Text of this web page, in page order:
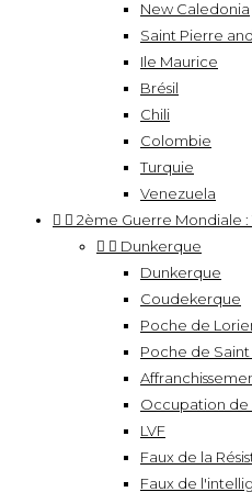
New Caledonia
Saint Pierre
Ile Maurice
Brésil
Chili
Colombie
Turquie
Venezuela
  2ème Guerre Mondiale :
  Dunkerque
Dunkerque
Coudekerque
Poche de
Poche de
Occupation de
LVF
Faux de la
Faux de